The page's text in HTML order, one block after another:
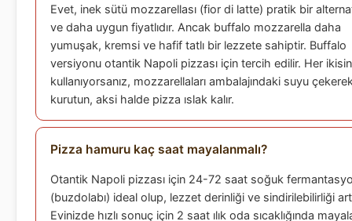
Evet, inek sütü mozzarellası (fior di latte) pratik bir
ve daha uygun fiyatlıdır. Ancak buffalo mozzarella daha
yumuşak, kremsi ve hafif tatlı bir lezzete sahiptir. Buffalo
versiyonu otantik Napoli pizzası için tercih edilir. Her
kullanıyorsanız, mozzarellaları ambalajındaki suyu
kurutun, aksi halde pizza ıslak kalır.
Pizza hamuru kaç saat mayalanmalı?
Otantik Napoli pizzası için 24-72 saat soğuk
(buzdolabı) ideal olup, lezzet derinliği ve sindirilebilirliği
Evinizde hızlı sonuç için 2 saat ılık oda sıcaklığında